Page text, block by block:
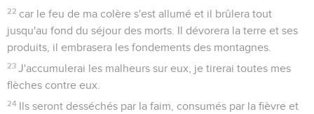
22 car le feu de ma colère s'est allumé et il brûlera tout
jusqu'au fond du séjour des morts. Il dévorera la terre et ses
produits, il embrasera les fondements des montagnes.
23 J'accumulerai les malheurs sur eux, je tirerai toutes mes
flèches contre eux.
24 Ils seront desséchés par la faim, consumés par la fièvre et